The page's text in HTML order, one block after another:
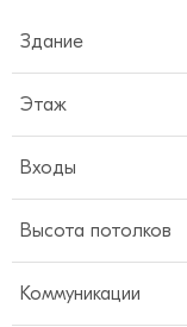
Здание
Этаж
Входы
Высота потолков
Коммуникации